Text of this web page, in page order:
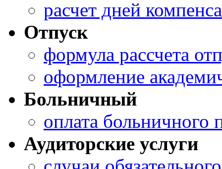
расчет дней
Отпуск
формула рассчета
оформление
Больничный
оплата больничного
Аудиторские услуги